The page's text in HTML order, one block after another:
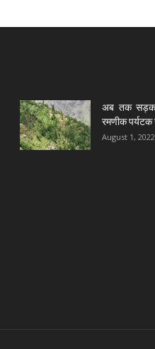
अब तक सड़क
रमणीक
August 1, 2022